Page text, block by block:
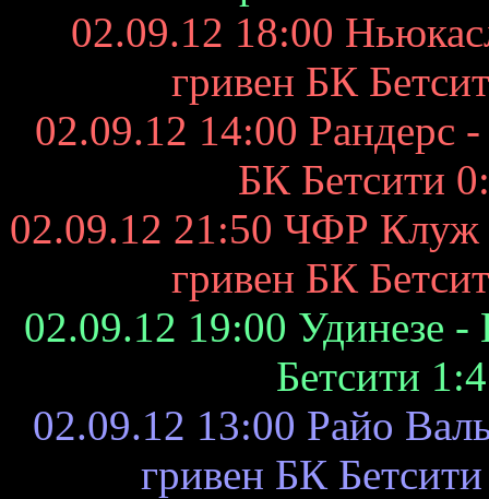
02.09.12 18:00
гривен БК
02.09.12 14:00 Рандерс
БК Бетсити
02.09.12 21:50 ЧФР Клуж
гривен БК
02.09.12 19:00 Удинезе
Бетсити
02.09.12 13:00 Райо
гривен БК